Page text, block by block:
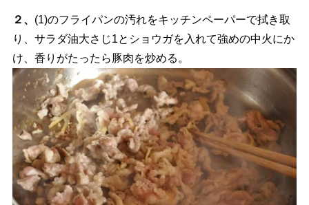
２、 (1)のフライパンの汚れをキッチンペーパーで拭き取
り、サラダ油大さじ1とショウガを入れて強めの中火にか
け、香りがたったら豚肉を炒める。